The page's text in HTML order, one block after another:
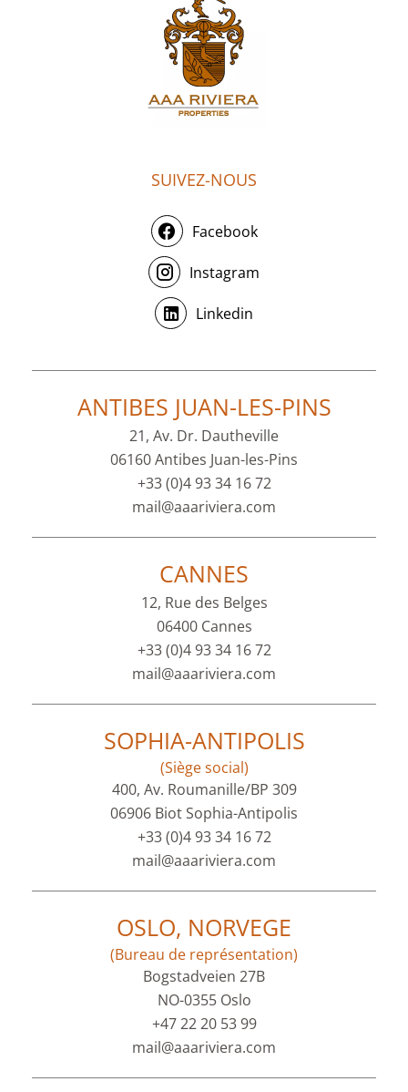
SUIVEZ-NOUS
Facebook
Instagram
Linkedin
ANTIBES JUAN-LES-PINS
21, Av. Dr. Dautheville
06160 Antibes Juan-les-Pins
+33 (0)4 93 34 16 72
mail@aaariviera.com
CANNES
12, Rue des Belges
06400 Cannes
+33 (0)4 93 34 16 72
mail@aaariviera.com
SOPHIA-ANTIPOLIS
(Siège social)
400, Av. Roumanille/BP 309
06906 Biot Sophia-Antipolis
+33 (0)4 93 34 16 72
mail@aaariviera.com
OSLO, NORVEGE
(Bureau de représentation)
Bogstadveien 27B
NO-0355 Oslo
+47 22 20 53 99
mail@aaariviera.com